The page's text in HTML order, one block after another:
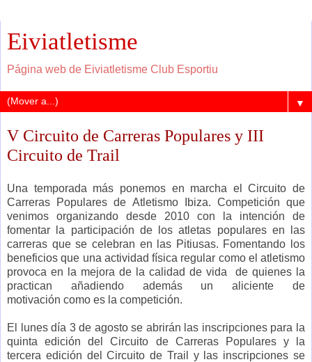
Eiviatletisme
Página web de Eiviatletisme Club Esportiu
▼
V Circuito de Carreras Populares y III
Circuito de Trail
Una temporada más ponemos en marcha el Circuito de
Carreras Populares de Atletismo Ibiza. Competición que
venimos organizando desde 2010 con la intención de
fomentar la participación de los atletas populares en las
carreras que se celebran en las Pitiusas. Fomentando los
beneficios que una actividad física regular como el atletismo
provoca en la mejora de la calidad de vida de quienes la
practican añadiendo además un aliciente de
motivación como es la competición.
El lunes día 3 de agosto se abrirán las inscripciones para la
quinta edición del Circuito de Carreras Populares y la
tercera edición del Circuito de Trail y las inscripciones se